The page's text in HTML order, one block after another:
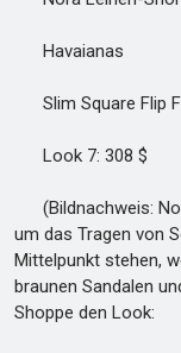
Havaianas
Slim Square Flip
Look 7: 308 $
(Bildnachweis:
um das Tragen von
Mittelpunkt stehen,
braunen Sandalen
Shoppe den Look: